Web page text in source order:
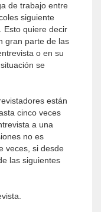
de trabajo entre
siguiente
Esto quiere decir
gran parte de las
o en su
se
están
cinco veces
a una
no es
veces, si desde
las siguientes